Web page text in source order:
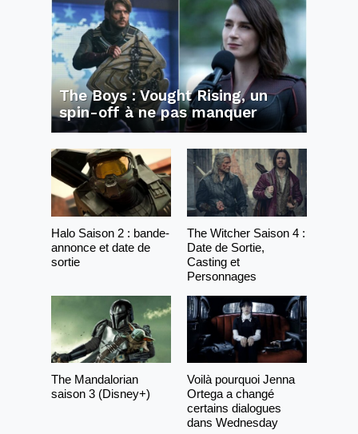
The Boys : Vought Rising, un
spin-off à ne pas manquer
Halo Saison 2 : bande-
annonce et date de
sortie
The Witcher Saison 4 :
Date de Sortie,
Casting et
Personnages
The Mandalorian
saison 3 (Disney+)
Voilà pourquoi Jenna
Ortega a changé
certains dialogues
dans Wednesday